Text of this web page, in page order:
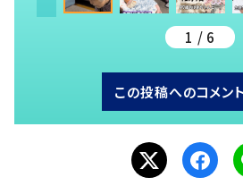
1 / 6
この投稿へのコメン